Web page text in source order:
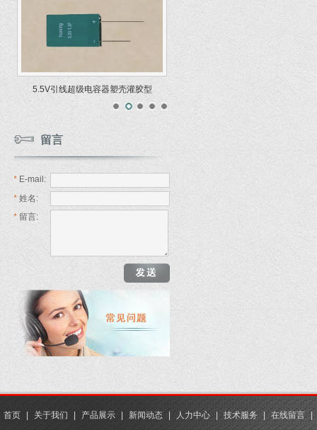
5.5V引线超级电容器塑壳灌胶型
留言
* E-mail:
* 姓名:
* 留言:
首页 关于我们 产品展示 新闻动态 人力中心 | 技术服务 | 在线留言 |